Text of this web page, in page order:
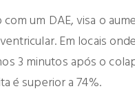
um DAE, visa o
Em locais
3 minutos após o
é superior a 74%.